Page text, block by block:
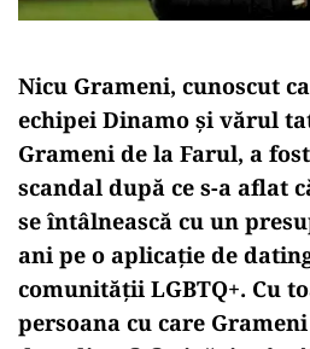
Nicu Grameni, cunoscut
echipei Dinamo și vărul
Grameni de la Farul, a
scandal după ce s-a aflat
se întâlnească cu un
ani pe o aplicație de
comunității LGBTQ+. Cu
persoana cu care